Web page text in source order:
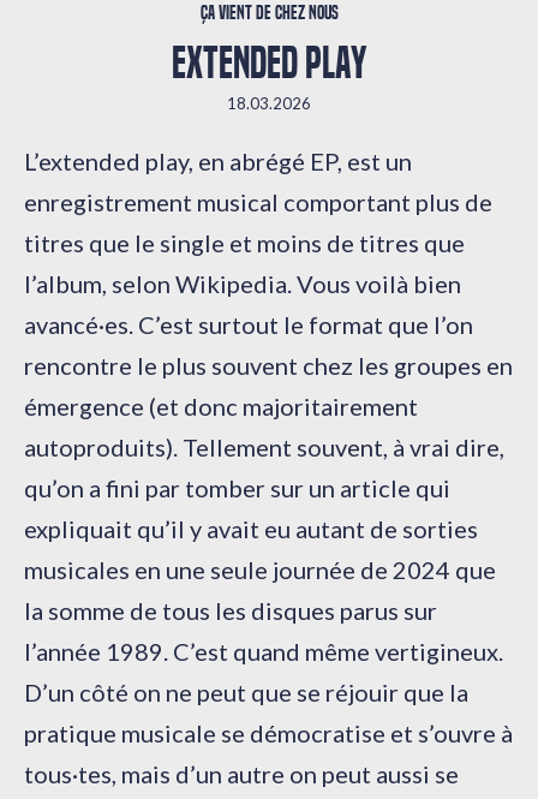
Ça vient de chez nous
EXTENDED PLAY
18.03.2026
L’extended play, en abrégé EP, est un
enregistrement musical comportant plus de
titres que le single et moins de titres que
l’album, selon Wikipedia. Vous voilà bien
avancé·es. C’est surtout le format que l’on
rencontre le plus souvent chez les groupes en
émergence (et donc majoritairement
autoproduits). Tellement souvent, à vrai dire,
qu’on a fini par tomber sur un article qui
expliquait qu’il y avait eu autant de sorties
musicales en une seule journée de 2024 que
la somme de tous les disques parus sur
l’année 1989. C’est quand même vertigineux.
D’un côté on ne peut que se réjouir que la
pratique musicale se démocratise et s’ouvre à
tous·tes, mais d’un autre on peut aussi se